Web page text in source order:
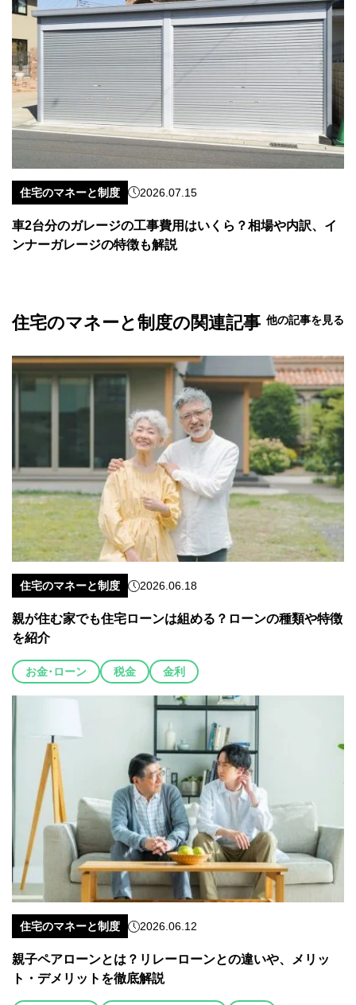
住宅のマネーと制度 2026.07.15
車2台分のガレージの工事費用はいくら？相場や内訳、イ
ンナーガレージの特徴も解説
住宅のマネーと制度の関連記事 他の記事を見る
住宅のマネーと制度 2026.06.18
親が住む家でも住宅ローンは組める？ローンの種類や特徴
を紹介
お金･ローン 税金 金利
住宅のマネーと制度 2026.06.12
親子ペアローンとは？リレーローンとの違いや、メリッ
ト・デメリットを徹底解説